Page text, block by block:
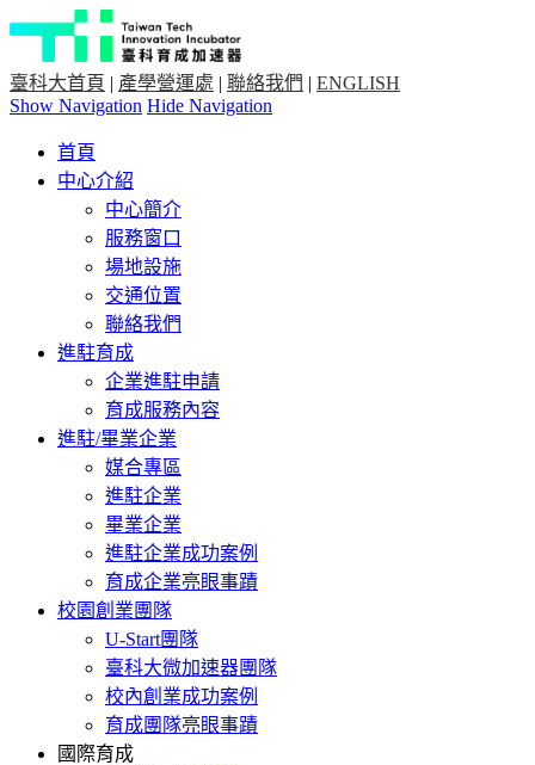
臺科大首頁 | 產學營運處 | 聯絡我們 | ENGLISH
Show Navigation Hide Navigation
首頁
中心介紹
中心簡介
服務窗口
場地設施
交通位置
聯絡我們
進駐育成
企業進駐申請
育成服務內容
進駐/畢業企業
媒合專區
進駐企業
畢業企業
進駐企業成功案例
育成企業亮眼事蹟
校園創業團隊
U-Start團隊
臺科大微加速器團隊
校內創業成功案例
育成團隊亮眼事蹟
國際育成